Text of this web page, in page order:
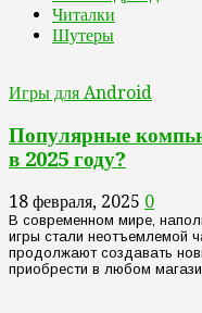
Читалки
Шутеры
Игры для Android
Популярные
в 2025 году?
18 февраля, 2025 0
В современном мире,
игры стали неотъемлемой
продолжают создавать
приобрести в любом